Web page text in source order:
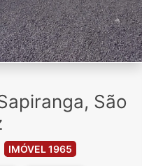
São
IMÓVEL 1965